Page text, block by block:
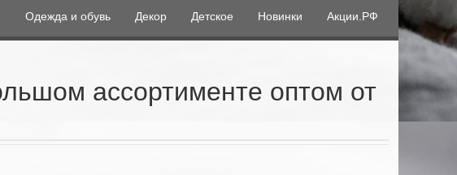
Одежда и обувь Декор Детское Новинки Акции.РФ
ассортименте оптом от